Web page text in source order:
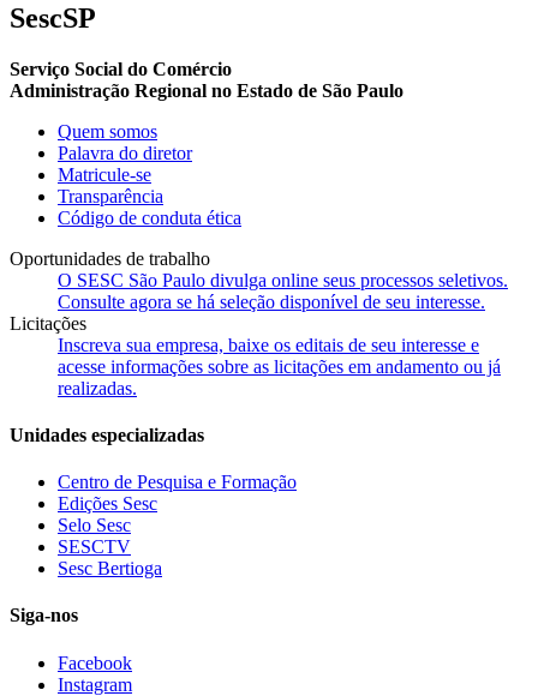
SescSP
Serviço Social do Comércio
Administração Regional no Estado de São Paulo
Quem somos
Palavra do diretor
Matricule-se
Transparência
Código de conduta ética
Oportunidades de trabalho
O SESC São Paulo divulga online seus processos seletivos.
Consulte agora se há seleção disponível de seu interesse.
Licitações
Inscreva sua empresa, baixe os editais de seu interesse e
acesse informações sobre as licitações em andamento ou já
realizadas.
Unidades especializadas
Centro de Pesquisa e Formação
Edições Sesc
Selo Sesc
SESCTV
Sesc Bertioga
Siga-nos
Facebook
Instagram